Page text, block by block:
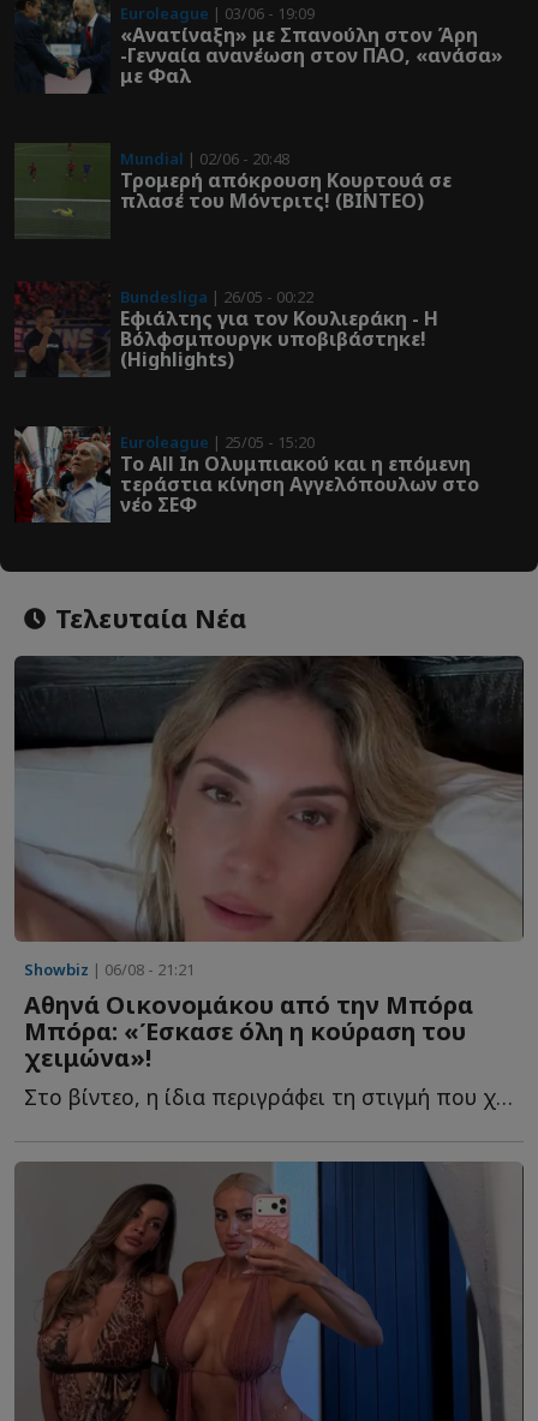
Euroleague | 03/06 - 19:09
«Ανατίναξη» με Σπανούλη στον Άρη
-Γενναία ανανέωση στον ΠΑΟ, «ανάσα»
με Φαλ
Mundial | 02/06 - 20:48
Τρομερή απόκρουση Κουρτουά σε
πλασέ του Μόντριτς! (ΒΙΝΤΕΟ)
Bundesliga | 26/05 - 00:22
Εφιάλτης για τον Κουλιεράκη - Η
Βόλφσμπουργκ υποβιβάστηκε!
(Highlights)
Euroleague | 25/05 - 15:20
Το All In Ολυμπιακού και η επόμενη
τεράστια κίνηση Αγγελόπουλων στο
νέο ΣΕΦ
Τελευταία Νέα
Showbiz | 06/08 - 21:21
Αθηνά Οικονομάκου από την Μπόρα
Μπόρα: «Έσκασε όλη η κούραση του
χειμώνα»!
Στο βίντεο, η ίδια περιγράφει τη στιγμή που χαλαρώνει σ...